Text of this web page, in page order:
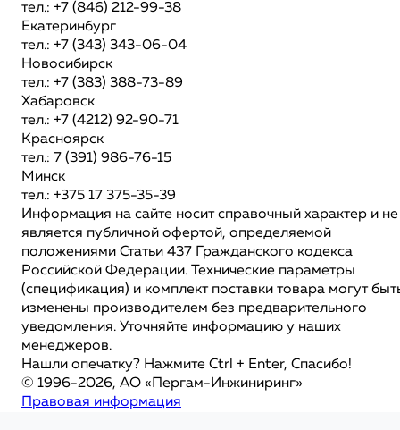
тел.: +7 (846) 212-99-38
Екатеринбург
тел.: +7 (343) 343-06-04
Новосибирск
тел.: +7 (383) 388-73-89
Хабаровск
тел.: +7 (4212) 92-90-71
Красноярск
тел.: 7 (391) 986-76-15
Минск
тел.: +375 17 375-35-39
Информация на сайте носит справочный характер и не
является публичной офертой, определяемой
положениями Статьи 437 Гражданского кодекса
Российской Федерации. Технические параметры
(спецификация) и комплект поставки товара могут
изменены производителем без предварительного
уведомления. Уточняйте информацию у наших
менеджеров.
Нашли опечатку? Нажмите Ctrl + Enter, Спасибо!
© 1996-2026, АО «Пергам-Инжиниринг»
Правовая информация